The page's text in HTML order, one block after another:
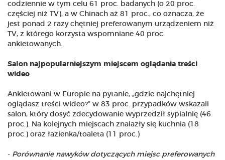
codziennie w tym celu 61 proc. badanych (o 20 proc.
częściej niż TV), a w Chinach aż 81 proc., co oznacza, że
jest ponad 2 razy chętniej preferowanym urządzeniem niż
TV, z którego korzysta wspomniane 40 proc.
ankietowanych.
Salon najpopularniejszym miejscem oglądania treści
wideo
Ankietowani w Europie na pytanie, „gdzie najchętniej
oglądasz treści wideo?” w 83 proc. przypadków wskazali
salon, który dosyć zdecydowanie wyprzedził sypialnię (46
proc.). Na kolejnych miejscach znalazły się kuchnia (18
proc.) oraz łazienka/toaleta (11 proc.)
- Porównanie nawyków dotyczących miejsc preferowanych